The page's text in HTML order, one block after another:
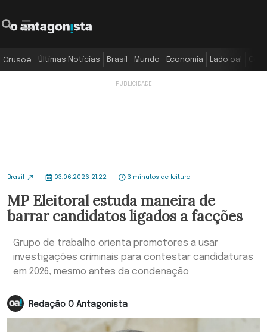
Crusoé Últimas Notícias Brasil Mundo Economia Lado oa!
Brasil 03.06.2026 21:22 3 minutos de leitura
MP Eleitoral estuda maneira de
barrar candidatos ligados a facções
Grupo de trabalho orienta promotores a usar
investigações criminais para contestar candidaturas
em 2026, mesmo antes da condenação
Redação O Antagonista